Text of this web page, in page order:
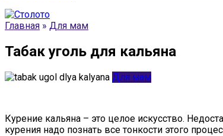
Главная » Для мам
Табак уголь для кальяна
Для мам
Курение кальяна – это целое искусство.
курения надо познать все тонкости этого